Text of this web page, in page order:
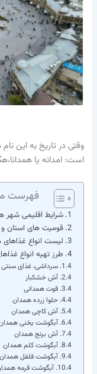
وقتی در تاریخ به این
است: امدانه یا
فهرست
شرایط اقلیمی شهر
قومیت های استان و
لیست انواع
طرز تهیه انواع
سرداشی، غذای
آش خشکبار
قوت همدانی
حلوا زرده همدان
آش کاچی همدان
آبگوشت یخنی
آش برنج همدان
آبگوشت کلم همدان
آبگوشت فلفل همدان
آبگوشت قرمه